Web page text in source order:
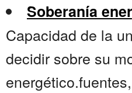
Soberanía
Capacidad de la
decidir sobre su